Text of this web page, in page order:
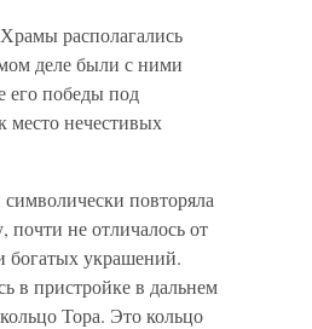
располагались
деле были с ними
его победы под
место нечестивых
повторяла
почти не отличалось от
богатых украшений.
в пристройке в дальнем
Тора. Это кольцо